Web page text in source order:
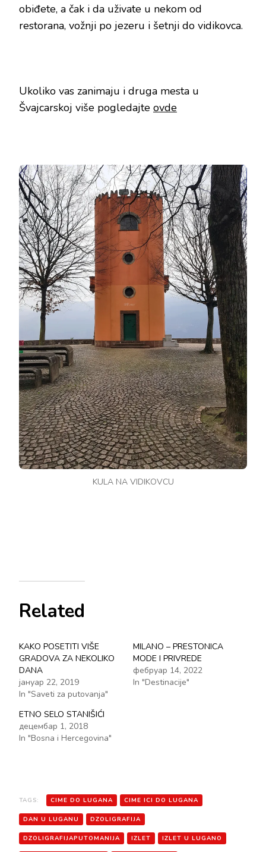
obiđete, a čak i da uživate u nekom od
restorana, vožnji po jezeru i šetnji do vidikovca.
Ukoliko vas zanimaju i druga mesta u
Švajcarskoj više pogledajte ovde
KULA NA VIDIKOVCU
Related
KAKO POSETITI VIŠE
GRADOVA ZA NEKOLIKO
DANA
јануар 22, 2019
In "Saveti za putovanja"
MILANO – PRESTONICA
MODE I PRIVREDE
фебруар 14, 2022
In "Destinacije"
ETNO SELO STANIŠIĆI
децембар 1, 2018
In "Bosna i Hercegovina"
TAGS: CIME DO LUGANA CIME ICI DO LUGANA
DAN U LUGANU DZOLIGRAFIJA
DZOLIGRAFIJAPUTOMANIJA IZLET IZLET U LUGANO